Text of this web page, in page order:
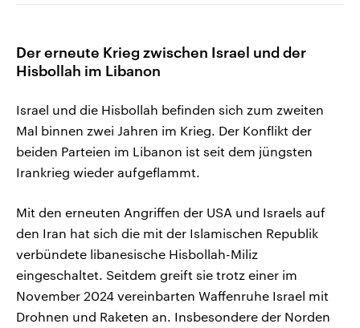
Der erneute Krieg zwischen Israel und der
Hisbollah im Libanon
Israel und die Hisbollah befinden sich zum zweiten
Mal binnen zwei Jahren im Krieg. Der Konflikt der
beiden Parteien im Libanon ist seit dem jüngsten
Irankrieg wieder aufgeflammt.
Mit den erneuten Angriffen der USA und Israels auf
den Iran hat sich die mit der Islamischen Republik
verbündete libanesische Hisbollah-Miliz
eingeschaltet. Seitdem greift sie trotz einer im
November 2024 vereinbarten Waffenruhe Israel mit
Drohnen und Raketen an. Insbesondere der Norden